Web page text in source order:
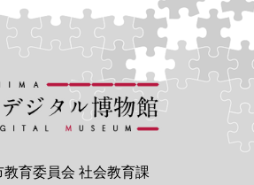
教育委員会 社会教育課